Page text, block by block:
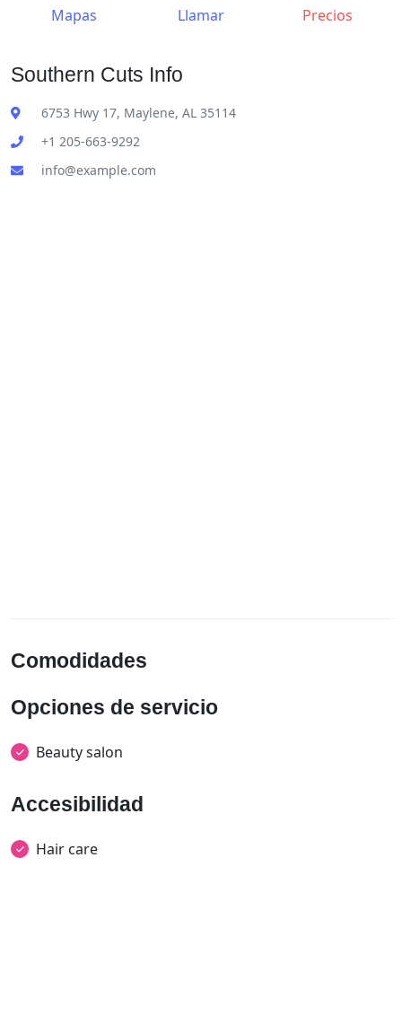
Mapas Llamar Precios
Southern Cuts Info
6753 Hwy 17, Maylene, AL 35114
+1 205-663-9292
info@example.com
Comodidades
Opciones de servicio
Beauty salon
Accesibilidad
Hair care